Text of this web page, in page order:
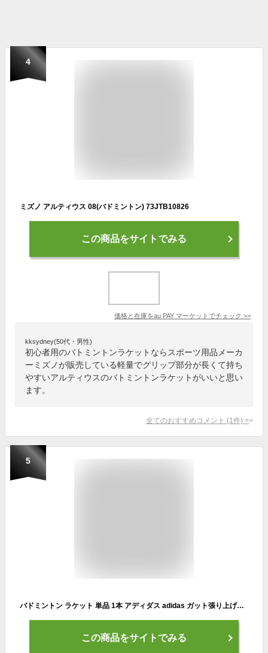
4
ミズノ アルティウス 08(バドミントン) 73JTB10826
この商品をサイトでみる
価格と在庫をau PAY マーケット でチェック >>
kksydney(50代・男性)
初心者用のバトミントンラケットならスポーツ用品メーカ
ーミズノが販売している軽量でグリップ部分が長くて持ち
やすいアルティウスのバトミントンラケットがいいと思い
ます。
全てのおすすめコメント (1 件) >
5
バドミントン ラケット 単品 1本 アディダス adidas ガット張り上げ済 バドミントンラケット SPIELER E08.2 SCHOCK スピーラー ケース付 badminton racket 羽毛球拍 バドミントン ラケットケース バドミントン 初心者向け 新入生 新入部員
この商品をサイトでみる